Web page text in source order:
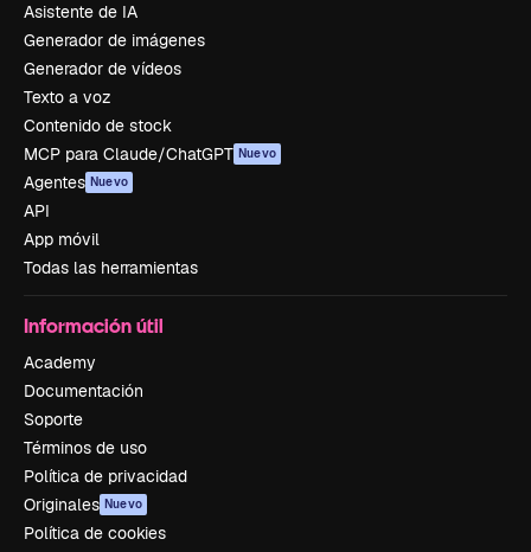
Asistente de IA
Generador de imágenes
Generador de vídeos
Texto a voz
Contenido de stock
MCP para Claude/ChatGPT Nuevo
Agentes Nuevo
API
App móvil
Todas las herramientas
Información útil
Academy
Documentación
Soporte
Términos de uso
Política de privacidad
Originales Nuevo
Política de cookies